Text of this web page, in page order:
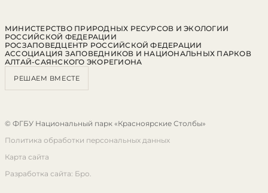
МИНИСТЕРСТВО ПРИРОДНЫХ РЕСУРСОВ И ЭКОЛОГИИ
РОССИЙСКОЙ ФЕДЕРАЦИИ
РОСЗАПОВЕДЦЕНТР РОССИЙСКОЙ ФЕДЕРАЦИИ
АССОЦИАЦИЯ ЗАПОВЕДНИКОВ И НАЦИОНАЛЬНЫХ ПАРКОВ
АЛТАЙ-САЯНСКОГО ЭКОРЕГИОНА
РЕШАЕМ ВМЕСТЕ
© ФГБУ Национальный парк «Красноярские Столбы»
Политика обработки персональных данных
Карта сайта
Разработка сайта: Бро.